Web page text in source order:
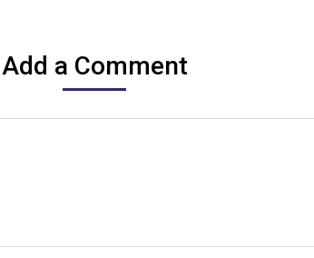
Add a Comment